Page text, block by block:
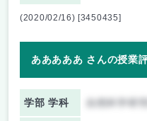
(2020/02/16) [3450435]
あああああ さんの授業
学部 学科 自然科学研